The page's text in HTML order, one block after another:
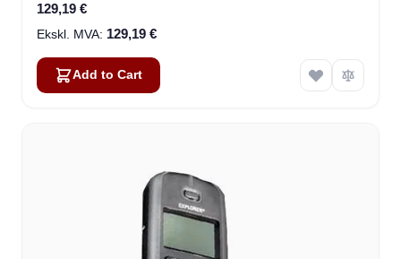
129,19 €
129,19 €
Add to Cart